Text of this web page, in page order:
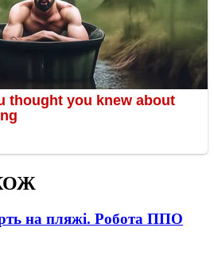
на пляжі. Робота ППО